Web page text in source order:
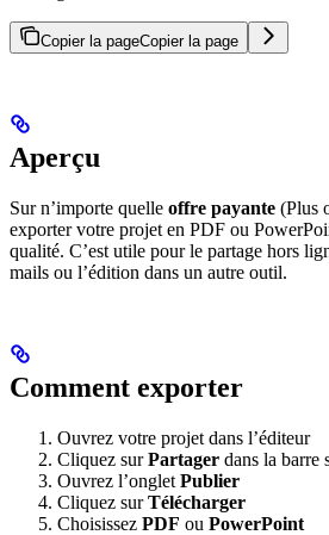
Copier la pageCopier la page
Aperçu
Sur n’importe quelle offre payante (Plus
exporter votre projet en PDF ou
qualité. C’est utile pour le partage hors
mails ou l’édition dans un autre outil.
Comment exporter
Ouvrez votre projet dans l’éditeur
Cliquez surPartager dans la barre
Ouvrez l’onglet Publier
Cliquez surTélécharger
Choisissez PDF ou PowerPoint